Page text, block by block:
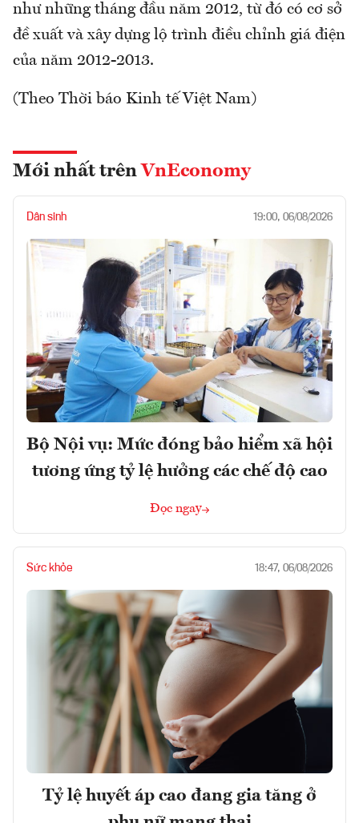
như những tháng đầu năm 2012, từ đó có cơ sở
đề xuất và xây dựng lộ trình điều chỉnh giá điện
của năm 2012-2013.
(Theo Thời báo Kinh tế Việt Nam)
Mới nhất trên VnEconomy
Dân sinh 19:00, 06/08/2026
Bộ Nội vụ: Mức đóng bảo hiểm xã hội
tương ứng tỷ lệ hưởng các chế độ cao
Đọc ngay
Sức khỏe 18:47, 06/08/2026
Tỷ lệ huyết áp cao đang gia tăng ở